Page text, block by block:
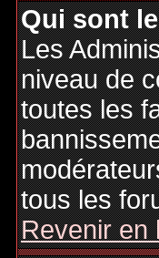
Qui sont
Les
niveau de
toutes les
tous les
Revenir en